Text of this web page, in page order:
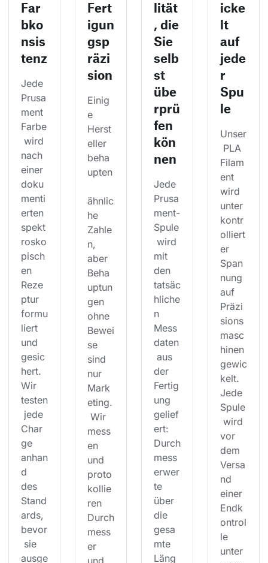
Far
bko
nsis
tenz
Jede
Prusa
ment
Farbe
wird
nach
einer
doku
menti
erten
spekt
rosko
pisch
en
Reze
ptur
formu
liert
und
gesic
hert.
Wir
testen
jede
Char
ge
anhan
d
des
Stand
ards,
bevor
sie
ausge
Fert
igun
gsp
räzi
sion
Einig
e
Herst
eller
beha
upten
ähnlic
he
Zahle
n,
aber
Beha
uptun
gen
ohne
Bewei
se
sind
nur
Mark
eting.
Wir
mess
en
und
proto
kollie
ren
Durch
mess
er
lität
, die
Sie
selb
st
übe
rprü
fen
kön
nen
Jede
Prusa
ment-
Spule
wird
mit
den
tatsäc
hliche
n
Mess
daten
aus
der
Fertig
ung
gelief
ert:
Durch
mess
erwer
te
über
die
gesa
mte
Läng
icke
lt
auf
jede
r
Spu
le
Unser
PLA
Filam
ent
wird
unter
kontr
olliert
er
Span
nung
auf
Präzi
sions
masc
hinen
gewic
kelt.
Jede
Spule
wird
vor
dem
Versa
nd
einer
Endk
ontrol
le
unter